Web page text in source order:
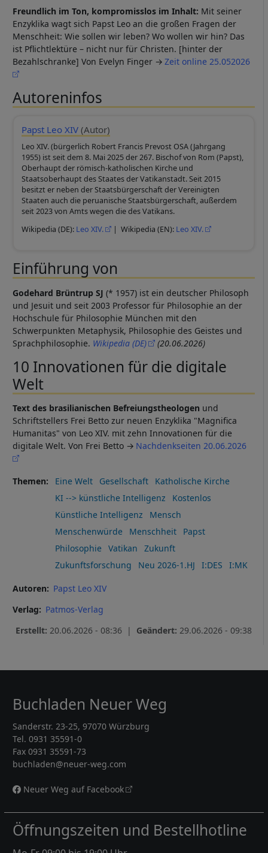
Freundlich im Ton, kompromisslos im Inhalt: Mit seiner
Enzyklika wagt sich Papst Leo an die großen Fragen der
Menschheit: Wie sollen wir leben? Wo wollen wir hin? Das
ist Pflichtlektüre – nicht nur für Christen. [hinter der
Bezahlschranke] Von Evelyn Finger
Zeit online 25.052026
Autoreninfos
Papst Leo XIV (Autor)
Leo XIV. (bürgerlich Robert Francis Prevost OSA (Jahrgang
1955) ist seit dem 8. Mai 2025 der 267. Bischof von Rom (Papst),
Oberhaupt der römisch-katholischen Kirche und
Staatsoberhaupt des Staates der Vatikanstadt. Seit 2015
besitzt er neben der Staatsbürgerschaft der Vereinigten
Staaten auch die peruanische Staatsbürgerschaft, außerdem
seit 2023 von Amts wegen die des Vatikans.
Wikipedia (DE): Leo XIV. | Wikipedia (EN): Leo XIV.
Einführung von
Godehard Brüntrup SJ (* 1957) ist ein deutscher Philosoph
und Jesuit und seit 2003 Professor für Philosophie an der
Hochschule für Philosophie München mit den
Schwerpunkten Metaphysik, Philosophie des Geistes und
Sprachphilosophie. Wikipedia (DE) (20.06.2026)
10 Innovationen für die digitale
Welt
Text des brasilianischen Befreiungstheologen und
Schriftstellers Frei Betto zur neuen Enzyklika "Magnifica
Humanitas" von Leo XIV. mit zehn Innovationen für die
digitale Welt. Von Frei Betto
Nachdenkseiten 20.06.2026
Themen Eine Welt Gesellschaft
Katholische Kirche
KI --> künstliche Intelligenz
Kostenlos
Künstliche Intelligenz
Mensch
Menschenwürde
Menschheit
Papst
Philosophie
Vatikan
Zukunft
Zukunftsforschung
Neu 2026-1.HJ I:DES I:MK
Autoren
Papst Leo XIV
Verlag
Patmos-Verlag
Erstellt: 20.06.2026 - 08:36 | Geändert: 29.06.2026 - 09:38
Buchladen Neuer Weg
Sanderstr. 23-25, 97070 Würzburg
Tel. 0931 35591-0
Fax 0931 35591-73
buchladen@neuer-weg.com
Neuer Weg auf Facebook
Öffnungszeiten und Bestellhotline